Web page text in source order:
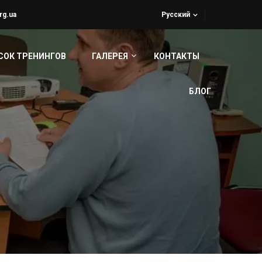
Русский
ТРЕНИНГОВ ГАЛЕРЕЯ КОНТАКТЫ
БЛОГ